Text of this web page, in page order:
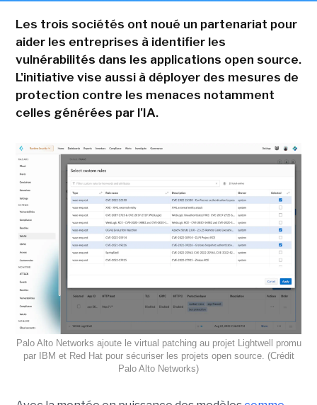
Les trois sociétés ont noué un partenariat pour
aider les entreprises à identifier les
vulnérabilités dans les applications open source.
L'initiative vise aussi à déployer des mesures de
protection contre les menaces notamment
celles générées par l'IA.
Palo Alto Networks ajoute le virtual patching au projet Lightwell promu
par IBM et Red Hat pour sécuriser les projets open source. (Crédit
Palo Alto Networks)